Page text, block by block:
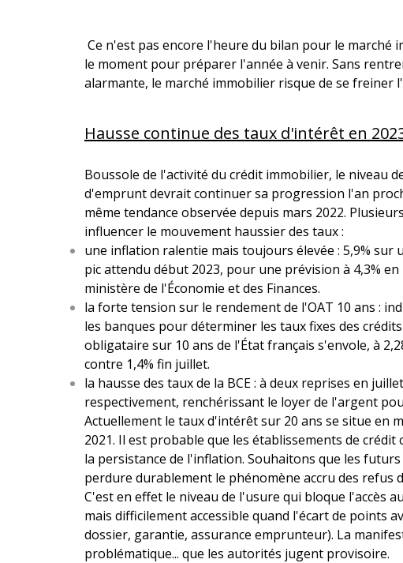
Ce n'est pas encore l'heure du bilan pour le marché
le moment pour préparer l'année à venir. Sans
alarmante, le marché immobilier risque de se freiner
Hausse continue des taux d'intérêt en
Boussole de l'activité du crédit immobilier, le niveau
d'emprunt devrait continuer sa progression l'an
même tendance observée depuis mars 2022.
influencer le mouvement haussier des taux :
une inflation ralentie mais toujours élevée : 5,9% sur
pic attendu début 2023, pour une prévision à 4,3% en
ministère de l'Économie et des Finances.
la forte tension sur le rendement de l'OAT 10 ans :
les banques pour déterminer les taux fixes des
obligataire sur 10 ans de l'État français s'envole, à
contre 1,4% fin juillet.
la hausse des taux de la BCE : à deux reprises en
respectivement, renchérissant le loyer de l'argent
Actuellement le taux d'intérêt sur 20 ans se situe en
2021. Il est probable que les établissements de
la persistance de l'inflation. Souhaitons que les
perdure durablement le phénomène accru des refus
C'est en effet le niveau de l'usure qui bloque l'accès
mais difficilement accessible quand l'écart de points
dossier, garantie, assurance emprunteur). La
problématique... que les autorités jugent provisoire.